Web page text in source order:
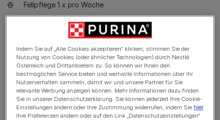
Fellpflege 1 x pro Woche
Nicht-hypoallergene Rasse
Kein Wachhund
Versteht sich gut mit anderen Haustieren
Familienhund
Indem Sie auf „Alle Cookies akzeptieren“ klicken, stimmen Sie der
Nutzung von Cookies (oder ähnlicher Technologien) durch Nestlé
Österreich und Drittanbietern zu. So können wir Ihnen den
bestmöglichen Service bieten und wertvolle Informationen über Ihr
Nutzerverhalten sammeln, damit wir und unsere Partner für Sie
relevante Werbung anzeigen können. Mehr Informationen dazu finden
Sie in unserer Datenschutzerklärung. Sie können jederzeit Ihre Cookie-
Einstellungen ändern oder Ihre Zustimmung widerrufen, indem Sie hier
Ihre Präferenzen ändern oder auf den Link „Datenschutzeinstellungen“